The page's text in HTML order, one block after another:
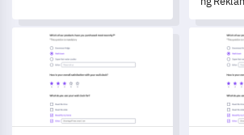
template na ito na dinisenyo
upang matulungan kang
lumikha ng mga personalized
na karanasan.
sa iyo
at
ng
ng
Template ng Survey sa Epekto ng Social